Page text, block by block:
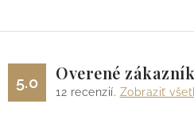
5.0 Overené
12 recenzií. Zobraziť